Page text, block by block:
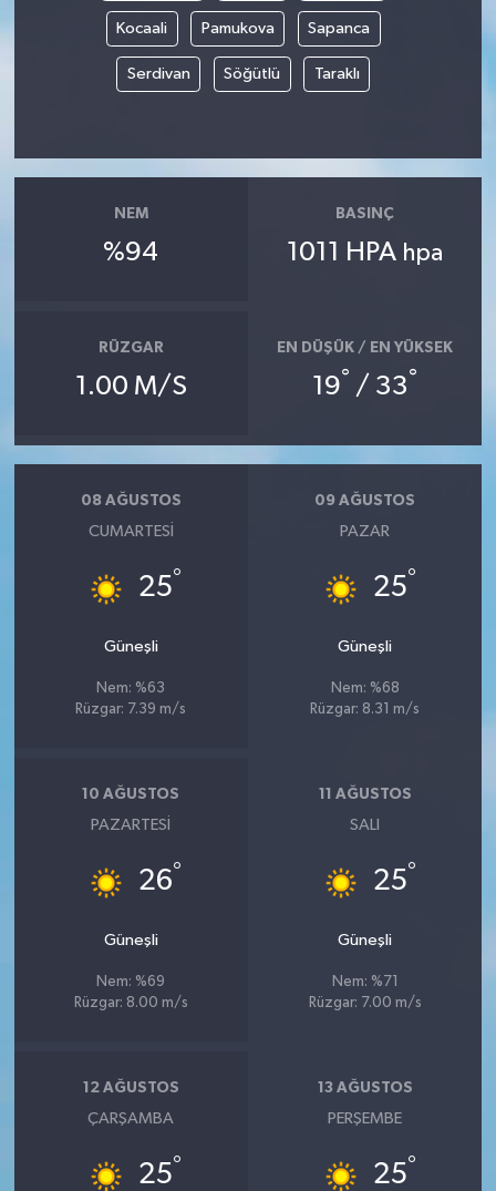
Kocaali Pamukova Sapanca
Serdivan Söğütlü Taraklı
NEM
%94
BASINÇ
1011 HPA hpa
RÜZGAR
1.00 M/S
EN DÜŞÜK / EN YÜKSEK
19° / 33°
08 AĞUSTOS
CUMARTESI
25°
Güneşli
Nem: %63
Rüzgar: 7.39 m/s
09 AĞUSTOS
PAZAR
25°
Güneşli
Nem: %68
Rüzgar: 8.31 m/s
10 AĞUSTOS
PAZARTESI
26°
Güneşli
Nem: %69
Rüzgar: 8.00 m/s
11 AĞUSTOS
SALI
25°
Güneşli
Nem: %71
Rüzgar: 7.00 m/s
12 AĞUSTOS
ÇARŞAMBA
25°
13 AĞUSTOS
PERŞEMBE
25°